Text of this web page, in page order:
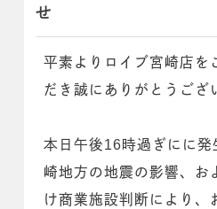
せ
平素よりロイブ宮崎店を
だき誠にありがとうござ
本日午後16時過ぎにに発
崎地方の地震の影響、お
け商業施設判断により、